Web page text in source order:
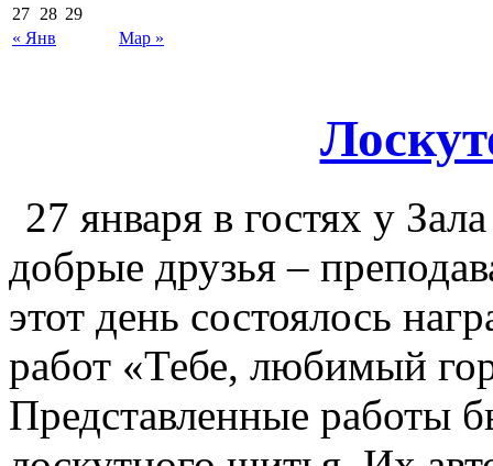
« Янв Мар »
27 28 29
27 января в гостях у
добрые друзья –
этот день состоялось
работ «Тебе, любимый
Представленные работы